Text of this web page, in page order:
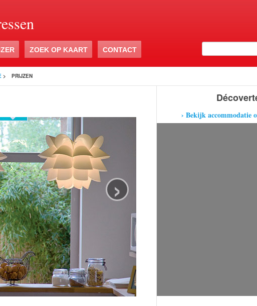
ZOEK OP KAART CONTACT
> PRIJZEN
›
› Bekijk accommodatie